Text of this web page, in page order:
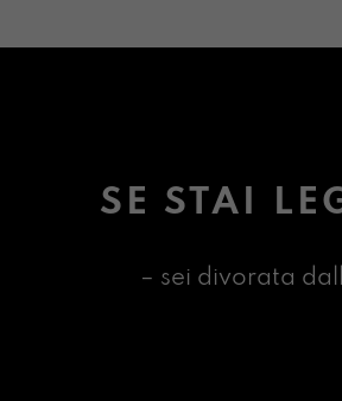
SE STAI
– sei divorata